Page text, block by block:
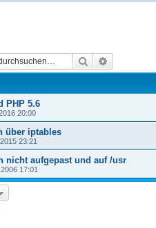
Suche
PHP 5.6
20:00
über iptables
23:21
nicht aufgepast und auf /usr
17:01